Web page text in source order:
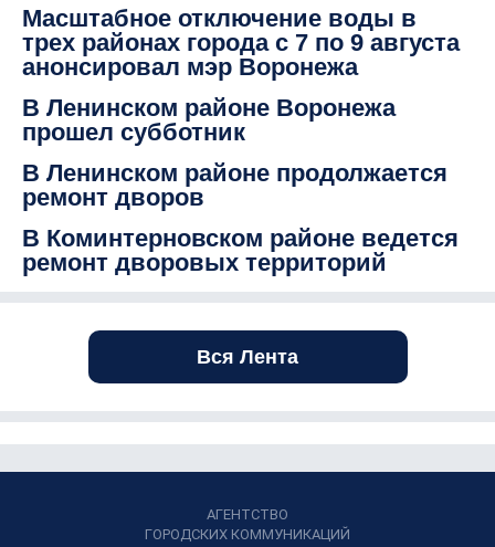
Масштабное отключение воды в
трех районах города с 7 по 9 августа
анонсировал мэр Воронежа
В Ленинском районе Воронежа
прошел субботник
В Ленинском районе продолжается
ремонт дворов
В Коминтерновском районе ведется
ремонт дворовых территорий
Вся Лента
АГЕНТСТВО
ГОРОДСКИХ КОММУНИКАЦИЙ